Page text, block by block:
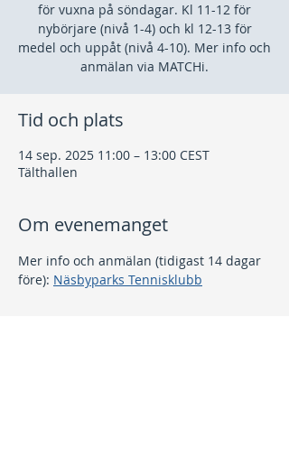
för vuxna på söndagar. Kl 11-12 för
nybörjare (nivå 1-4) och kl 12-13 för
medel och uppåt (nivå 4-10). Mer info och
anmälan via MATCHi.
Tid och plats
14 sep. 2025 11:00 – 13:00 CEST
Tälthallen
Om evenemanget
Mer info och anmälan (tidigast 14 dagar
före): Näsbyparks Tennisklubb